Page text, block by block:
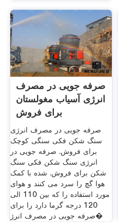
صرفه جویی در مصرف
انرژی آسیاب مغولستان
برای فروش
صرفه جویی در مصرف انرژی
سنگ شکن فکی سنگی کوچک
برای فروش. صرفه جویی در
انرژی سنگ شکن فکی سنگ
شکن برای فروش. شده با کمک
هوا گچ را سرد می کنند و هوای
مورد استفاده را که بین 110 الی
120 درجه گرما دارد را برای
صرفه جویی در مصرف انرژ�